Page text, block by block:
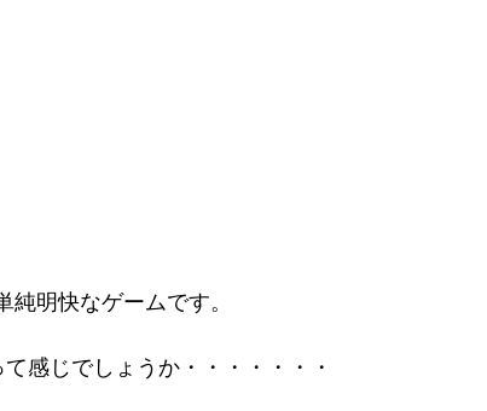
明快なゲームです。
感じでしょうか・・・・・・・